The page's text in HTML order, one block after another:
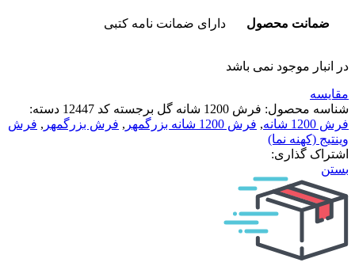
ضمانت محصول دارای ضمانت نامه کتبی
در انبار موجود نمی باشد
مقایسه
شناسه محصول: فرش 1200 شانه گل برجسته کد 12447
دسته:
فرش 1200 شانه
, فرش 1200 شانه بزرگمهر , فرش بزرگمهر , فرش
وینتیج (کهنه نما)
اشتراک گذاری:
بستن